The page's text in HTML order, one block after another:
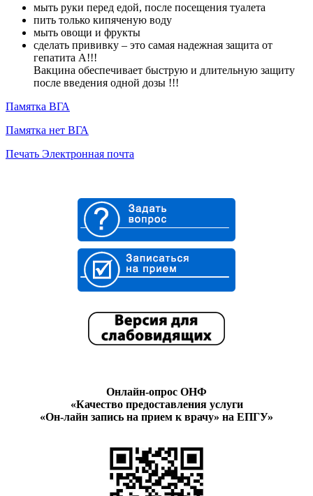
мыть руки перед едой, после посещения туалета
пить только кипяченую воду
мыть овощи и фрукты
сделать прививку – это самая надежная защита от
гепатита А!!!
Вакцина обеспечивает быструю и длительную защиту
после введения одной дозы !!!
Памятка ВГА
Памятка нет ВГА
Печать Электронная почта
Онлайн-опрос ОНФ
«Качество предоставления услуги
«Он-лайн запись на прием к врачу» на ЕПГУ»